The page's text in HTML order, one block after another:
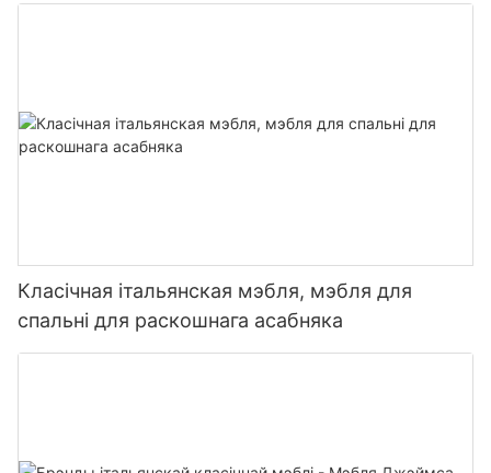
Класічная італьянская мэбля, мэбля для
спальні для раскошнага асабняка